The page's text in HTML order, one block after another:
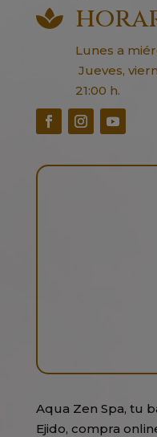

Lunes a
Jueves,
21:00 h.
Aqua Zen Spa, tu
Ejido, compra